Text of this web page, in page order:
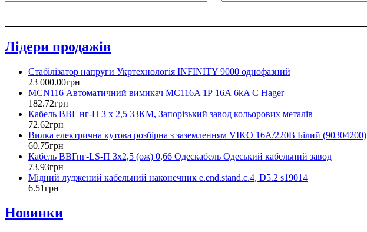
Лідери продажів
Стабілізатор напруги Укртехнологія INFINITY 9000 однофазний
23 000.00грн
MCN116 Автоматичний вимикач MC116A 1Р 16А 6kA C Hager
182.72грн
Кабель ВВГ нг-П 3 х 2,5 ЗЗКМ, Запорізький завод кольорових металів
72.62грн
Вилка електрична кутова розбірна з заземленням VIKO 16А/220В Білий (90304200)
60.75грн
Кабель ВВГнг-LS-П 3х2,5 (ож) 0,66 Одескабель Одеський кабельний завод
73.93грн
Мідний луджений кабельний наконечник e.end.stand.c.4, D5.2 s19014
6.51грн
Новинки